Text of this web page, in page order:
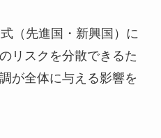
（先進国・新興国）に
リスクを分散できるた
が全体に与える影響を